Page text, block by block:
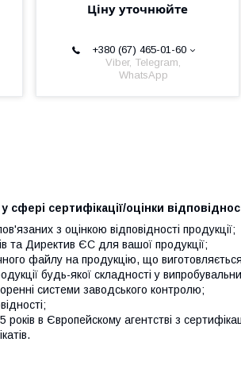
Ціну уточнюйте
+380 (67) 465-01-60
Viber, Telegram,
WhatsApp
сфері сертифікації/оцінки
з оцінкою відповідності продукції;
та Директив ЄС для вашої продукції;
файлу на продукцію, що
будь-якої складності у
системи заводського контролю;
років в Європейскому агентстві з